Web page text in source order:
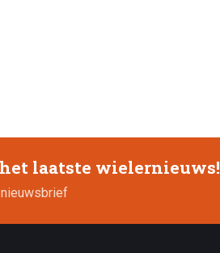
laatste wielernieuws!